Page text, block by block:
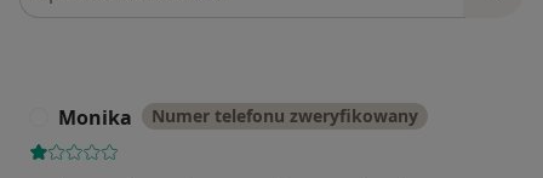
Monika Numer telefonu zweryfikowany